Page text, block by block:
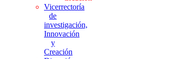
Vicerrectoría
de
investigación,
Innovación
y
Creación